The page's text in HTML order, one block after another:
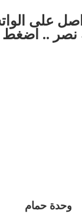
على
نصر .. اضغط
وحدة حمام